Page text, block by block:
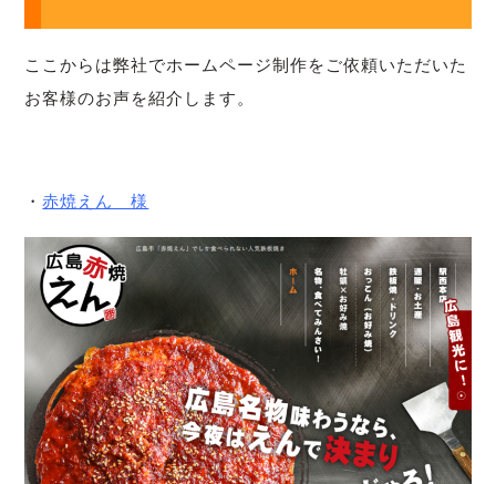
ここからは弊社でホームページ制作をご依頼いただいた
お客様のお声を紹介します。
・赤焼えん 様